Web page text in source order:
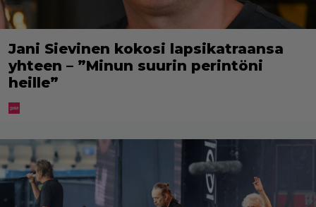
Jani Sievinen kokosi lapsikatraansa
yhteen – ”Minun suurin perintöni
heille”